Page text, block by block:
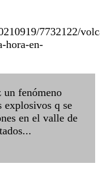
7732122/
hora-en-
un fenómeno
explosivos q se
en el valle de